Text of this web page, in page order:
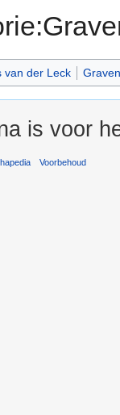
van der Leck
is voor
Voorbehoud